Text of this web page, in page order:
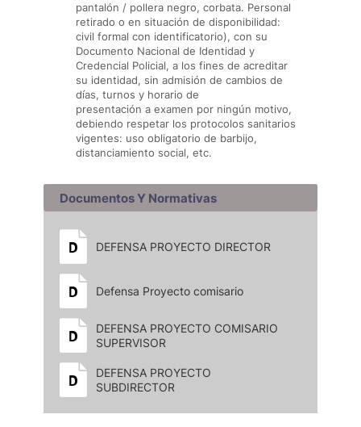
pantalón / pollera negro, corbata. Personal
retirado o en situación de disponibilidad:
civil formal con identificatorio), con su
Documento Nacional de Identidad y
Credencial Policial, a los fines de acreditar
su identidad, sin admisión de cambios de
días, turnos y horario de
presentación a examen por ningún motivo,
debiendo respetar los protocolos sanitarios
vigentes: uso obligatorio de barbijo,
distanciamiento social, etc.
Documentos Y Normativas
DEFENSA PROYECTO DIRECTOR
Defensa Proyecto comisario
DEFENSA PROYECTO COMISARIO
SUPERVISOR
DEFENSA PROYECTO
SUBDIRECTOR